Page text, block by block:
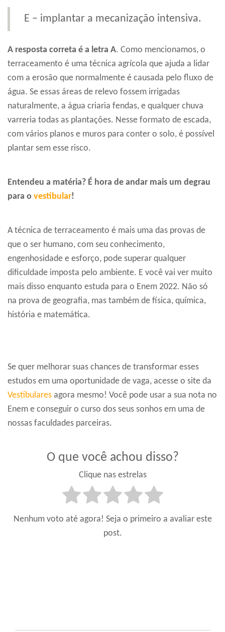
E – implantar a mecanização intensiva.
A resposta correta é a letra A. Como mencionamos, o
terraceamento é uma técnica agrícola que ajuda a lidar
com a erosão que normalmente é causada pelo fluxo de
água. Se essas áreas de relevo fossem irrigadas
naturalmente, a água criaria fendas, e qualquer chuva
varreria todas as plantações. Nesse formato de escada,
com vários planos e muros para conter o solo, é possível
plantar sem esse risco.
Entendeu a matéria? É hora de andar mais um degrau
para o vestibular!
A técnica de terraceamento é mais uma das provas de
que o ser humano, com seu conhecimento,
engenhosidade e esforço, pode superar qualquer
dificuldade imposta pelo ambiente. E você vai ver muito
mais disso enquanto estuda para o Enem 2022. Não só
na prova de geografia, mas também de física, química,
história e matemática.
Se quer melhorar suas chances de transformar esses
estudos em uma oportunidade de vaga, acesse o site da
Vestibulares agora mesmo! Você pode usar a sua nota no
Enem e conseguir o curso dos seus sonhos em uma de
nossas faculdades parceiras.
O que você achou disso?
Clique nas estrelas
Nenhum voto até agora! Seja o primeiro a avaliar este
post.